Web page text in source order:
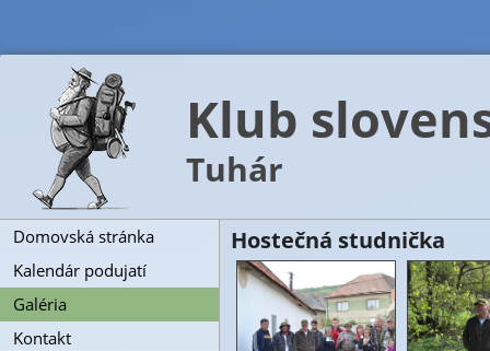
Klub
Tuhár
Domovská stránka
Kalendár podujatí
Galéria
Kontakt
Hostečná studnička